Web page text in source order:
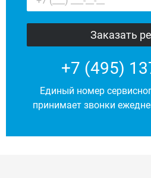
+7 (495)
Единый номер
принимает звонки